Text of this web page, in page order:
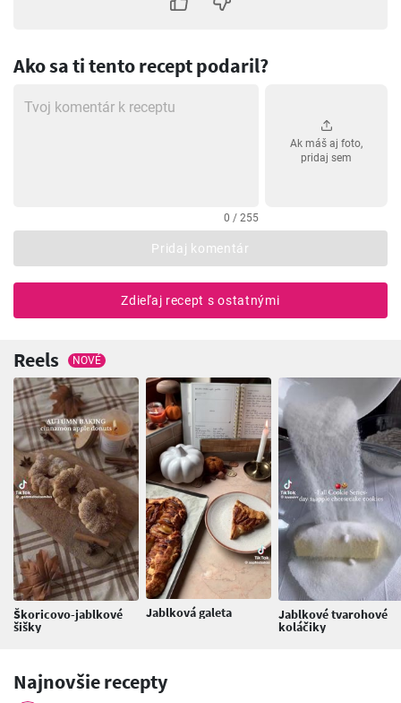
Ako sa ti tento recept podaril?
0 / 255
Ak máš aj foto,
pridaj sem
Pridaj komentár
Zdieľaj recept s ostatnými
Reels NOVÉ
Škoricovo-jablkové
šišky
Jablková galeta Jablkové tvarohové
koláčiky
Najnovšie recepty